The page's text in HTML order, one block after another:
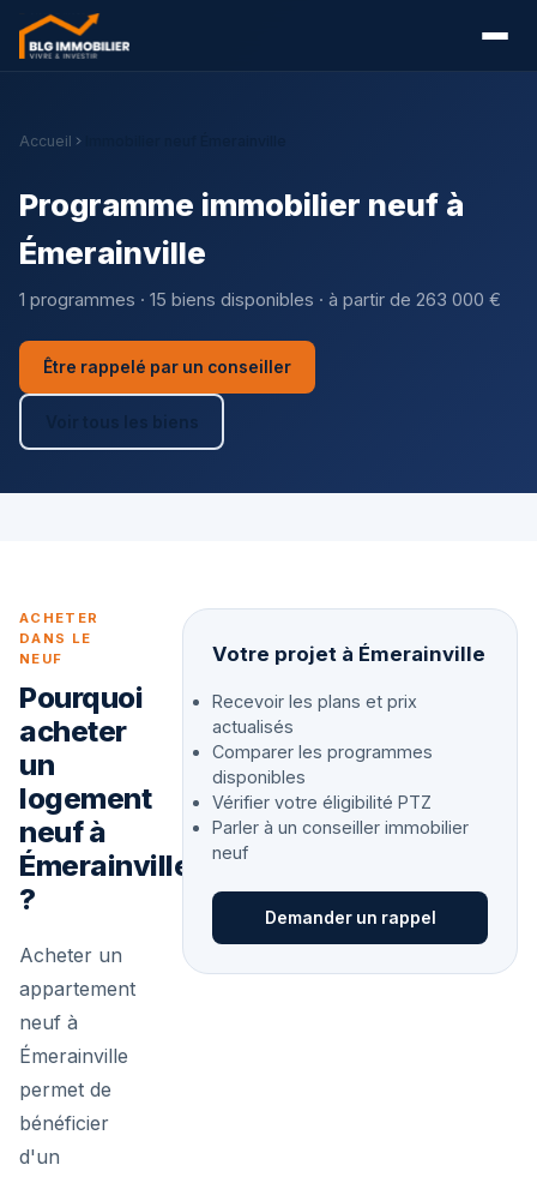
Accueil
Programme immobilier neuf à
Émerainville
1 programmes · 15 biens disponibles · à partir de 263 000 €
Être rappelé par un conseiller
Voir tous les biens
ACHETER
DANS LE
NEUF
Pourquoi
acheter
un
logement
neuf à
Émerainville
?
Acheter un
appartement
neuf à
Émerainville
permet de
bénéficier
d'un
Votre projet à Émerainville
Recevoir les plans et prix
actualisés
Comparer les programmes
disponibles
Vérifier votre éligibilité PTZ
Parler à un conseiller immobilier
neuf
Demander un rappel